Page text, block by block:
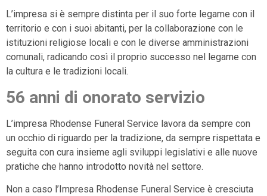
L’impresa si è sempre distinta per il suo forte legame con il
territorio e con i suoi abitanti, per la collaborazione con le
istituzioni religiose locali e con le diverse amministrazioni
comunali, radicando così il proprio successo nel legame con
la cultura e le tradizioni locali.
56 anni di onorato servizio
L’impresa Rhodense Funeral Service lavora da sempre con
un occhio di riguardo per la tradizione, da sempre rispettata e
seguita con cura insieme agli sviluppi legislativi e alle nuove
pratiche che hanno introdotto novità nel settore.
Non a caso l’Impresa Rhodense Funeral Service è cresciuta